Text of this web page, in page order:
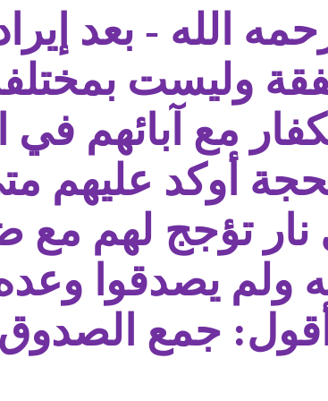
الله - بعد
وليست
مع آبائهم في
أوكد عليهم
نار تؤجج لهم
به ولم يصدقوا
جمع الصدوق